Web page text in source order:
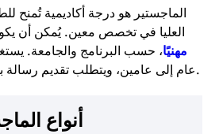
الماجستير هو درجة أكاديمية تُمنح
العليا في تخصص معين. يُمكن أن
مهنيًا، حسب البرنامج والجامعة.
عام إلى عامين، ويتطلب تقديم رسالة بحثية أو مشروع تطبيقي.
أنواع